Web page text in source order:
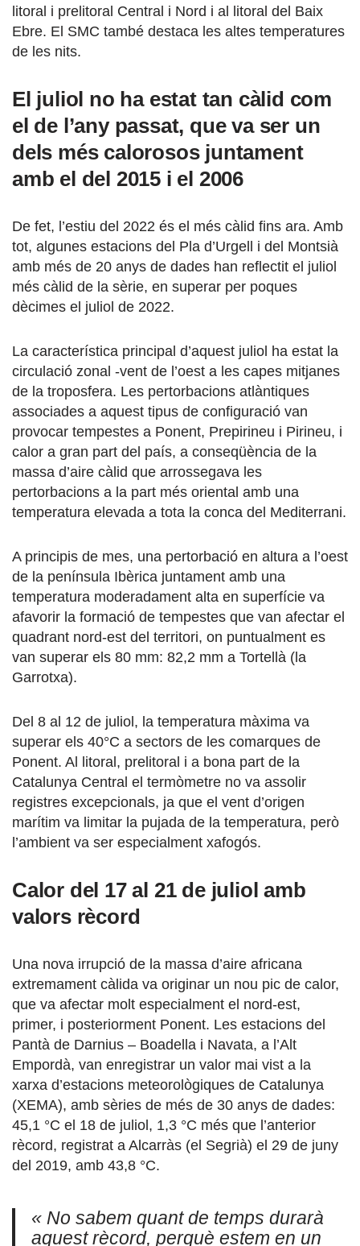
litoral i prelitoral Central i Nord i al litoral del Baix
Ebre. El SMC també destaca les altes temperatures
de les nits.
El juliol no ha estat tan càlid com
el de l’any passat, que va ser un
dels més calorosos juntament
amb el del 2015 i el 2006
De fet, l’estiu del 2022 és el més càlid fins ara. Amb
tot, algunes estacions del Pla d’Urgell i del Montsià
amb més de 20 anys de dades han reflectit el juliol
més càlid de la sèrie, en superar per poques
dècimes el juliol de 2022.
La característica principal d’aquest juliol ha estat la
circulació zonal -vent de l’oest a les capes mitjanes
de la troposfera. Les pertorbacions atlàntiques
associades a aquest tipus de configuració van
provocar tempestes a Ponent, Prepirineu i Pirineu, i
calor a gran part del país, a conseqüència de la
massa d’aire càlid que arrossegava les
pertorbacions a la part més oriental amb una
temperatura elevada a tota la conca del Mediterrani.
A principis de mes, una pertorbació en altura a l’oest
de la península Ibèrica juntament amb una
temperatura moderadament alta en superfície va
afavorir la formació de tempestes que van afectar el
quadrant nord-est del territori, on puntualment es
van superar els 80 mm: 82,2 mm a Tortellà (la
Garrotxa).
Del 8 al 12 de juliol, la temperatura màxima va
superar els 40°C a sectors de les comarques de
Ponent. Al litoral, prelitoral i a bona part de la
Catalunya Central el termòmetre no va assolir
registres excepcionals, ja que el vent d’origen
marítim va limitar la pujada de la temperatura, però
l’ambient va ser especialment xafogós.
Calor del 17 al 21 de juliol amb
valors rècord
Una nova irrupció de la massa d’aire africana
extremament càlida va originar un nou pic de calor,
que va afectar molt especialment el nord-est,
primer, i posteriorment Ponent. Les estacions del
Pantà de Darnius – Boadella i Navata, a l’Alt
Empordà, van enregistrar un valor mai vist a la
xarxa d’estacions meteorològiques de Catalunya
(XEMA), amb sèries de més de 30 anys de dades:
45,1 °C el 18 de juliol, 1,3 °C més que l’anterior
rècord, registrat a Alcarràs (el Segrià) el 29 de juny
del 2019, amb 43,8 °C.
« No sabem quant de temps durarà
aquest rècord, perquè estem en un